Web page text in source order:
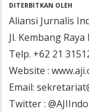
DITERBITKAN OLEH
Aliansi Jurnalis
Jl. Kembang
Telp. +62 21
Website :
Email:
Twitter : @AJIIndo